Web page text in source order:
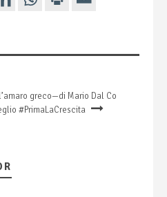
greco—di Mario Dal Co
#PrimaLaCrescita